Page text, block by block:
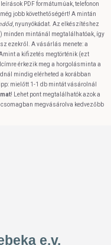
PDF formátumúak, telefonon
jobb követhetőségért! A mintán
, nyunyókádat. Az elkészítéshez
minden mintánál megtalálhatóak, így
ezekről. A vásárlás menete: a
a kifizetés megtörténik (ezt
érkezik meg a horgolásminta a
mindig elérheted a korábban
mielőtt 1-1 db mintát vásárolnál
! Lehet pont megtalálhatók azok a
megvásárolva kedvezőbb
e.v.